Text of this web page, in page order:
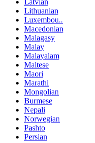
Lithuanian
Luxembou..
Macedonian
Malagasy
Malay
Malayalam
Maltese
Maori
Marathi
Mongolian
Burmese
Nepali
Norwegian
Pashto
Persian